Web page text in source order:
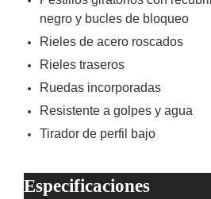
Cámaras
y DVRs
HD
TurboHD
/ AHD /
Ambientes
SalinosAntiexplosión
TurretEspecialesLente
MotorizadoOcultas
negro y bucles de bloqueo
Rieles de acero roscados
Rieles traseros
Ruedas incorporadas
Resistente a golpes y agua
Tirador de perfil bajo
Especificaciones